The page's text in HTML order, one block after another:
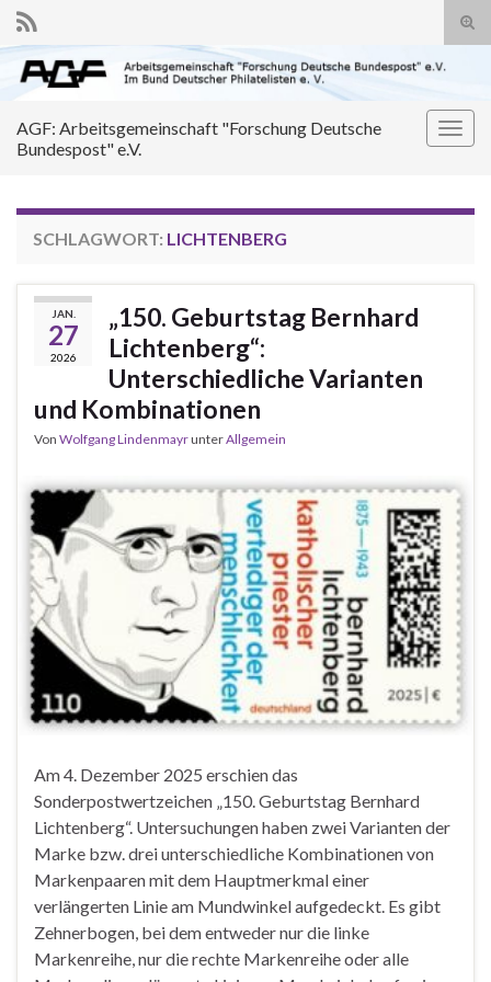
Search for:
AGF: Arbeitsgemeinschaft "Forschung Deutsche
Bundespost" e.V.
SCHLAGWORT: LICHTENBERG
JAN.
27
2026
„150. Geburtstag Bernhard
Lichtenberg“:
Unterschiedliche Varianten
und Kombinationen
Von Wolfgang LindenmayrunterAllgemein
Am 4. Dezember 2025 erschien das
Sonderpostwertzeichen „150. Geburtstag Bernhard
Lichtenberg“. Untersuchungen haben zwei Varianten der
Marke bzw. drei unterschiedliche Kombinationen von
Markenpaaren mit dem Hauptmerkmal einer
verlängerten Linie am Mundwinkel aufgedeckt. Es gibt
Zehnerbogen, bei dem entweder nur die linke
Markenreihe, nur die rechte Markenreihe oder alle